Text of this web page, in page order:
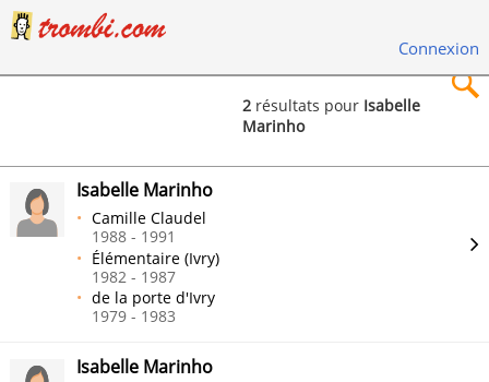
Connexion
Rechercher
2 résultats pour Isabelle
Marinho
Isabelle Marinho
Camille Claudel
1988 - 1991
Élémentaire (Ivry)
1982 - 1987
de la porte d'Ivry
1979 - 1983
Isabelle Marinho